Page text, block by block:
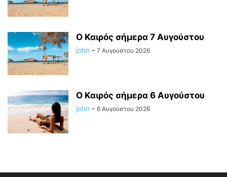
Ο Καιρός σήμερα 7 Αυγούστου
john - 7 Αυγούστου 2026
Ο Καιρός σήμερα 6 Αυγούστου
john - 6 Αυγούστου 2026